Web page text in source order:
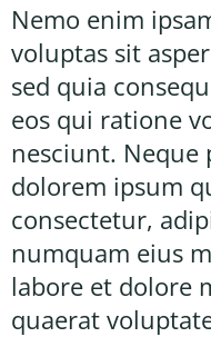
Nemo enim
voluptas sit
sed quia
eos qui ratione
nesciunt. Neque
dolorem ipsum
consectetur,
numquam eius
labore et dolore
quaerat